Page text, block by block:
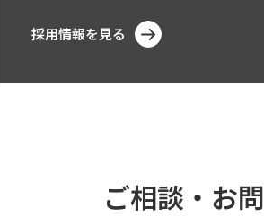
採用情報を見る
ご相談・お